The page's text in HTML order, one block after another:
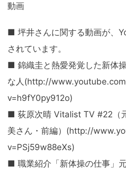
動画
■ 坪井さんに関する動画が、
されています。
■ 錦織圭と熱愛発覚した新体
な人(http://
v=h9fY0py912o)
■ 荻原次晴 Vitalist TV #22（
美さん・前編）(http://
v=PSj59w88eXs)
■ 職業紹介「新体操の仕事」